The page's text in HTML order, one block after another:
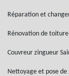
Réparation et
Rénovation de
Couvreur zingueur
Nettoyage et pose